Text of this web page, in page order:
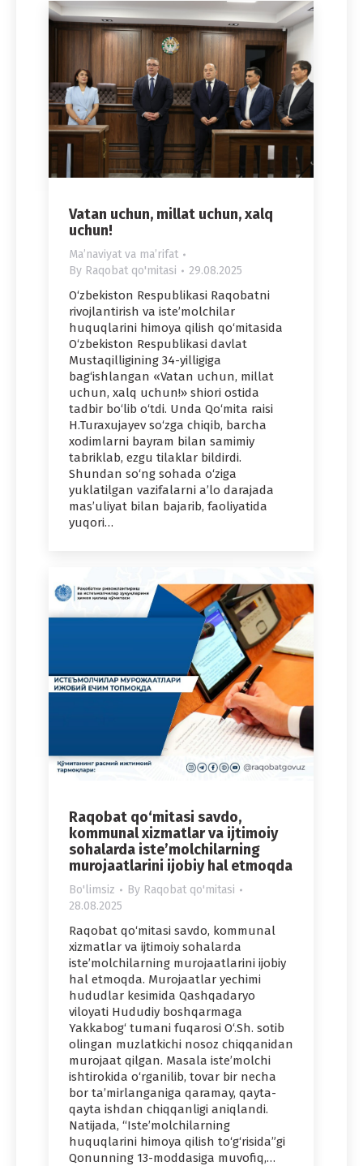
Vatan uchun, millat uchun, xalq
uchun!
Maʼnaviyat va maʼrifat
By Raqobat qo'mitasi 29.08.2025
O‘zbekiston Respublikasi Raqobatni
rivojlantirish va iste’molchilar
huquqlarini himoya qilish qo‘mitasida
O‘zbekiston Respublikasi davlat
Mustaqilligining 34-yilligiga
bag‘ishlangan «Vatan uchun, millat
uchun, xalq uchun!» shiori ostida
tadbir bo‘lib o‘tdi. Unda Qo‘mita raisi
H.Turaxujayev so‘zga chiqib, barcha
xodimlarni bayram bilan samimiy
tabriklab, ezgu tilaklar bildirdi.
Shundan so‘ng sohada o‘ziga
yuklatilgan vazifalarni a’lo darajada
mas’uliyat bilan bajarib, faoliyatida
yuqori…
Raqobat qo‘mitasi savdo,
kommunal xizmatlar va ijtimoiy
sohalarda iste’molchilarning
murojaatlarini ijobiy hal etmoqda
Bo'limsiz By Raqobat qo'mitasi
28.08.2025
Raqobat qo‘mitasi savdo, kommunal
xizmatlar va ijtimoiy sohalarda
iste’molchilarning murojaatlarini ijobiy
hal etmoqda. Murojaatlar yechimi
hududlar kesimida Qashqadaryo
viloyati Hududiy boshqarmaga
Yakkabog‘ tumani fuqarosi O‘.Sh. sotib
olingan muzlatkichi nosoz chiqqanidan
murojaat qilgan. Masala iste’molchi
ishtirokida o‘rganilib, tovar bir necha
bor ta’mirlanganiga qaramay, qayta-
qayta ishdan chiqqanligi aniqlandi.
Natijada, “Iste’molchilarning
huquqlarini himoya qilish to‘g‘risida”gi
Qonunning 13-moddasiga muvofiq,…